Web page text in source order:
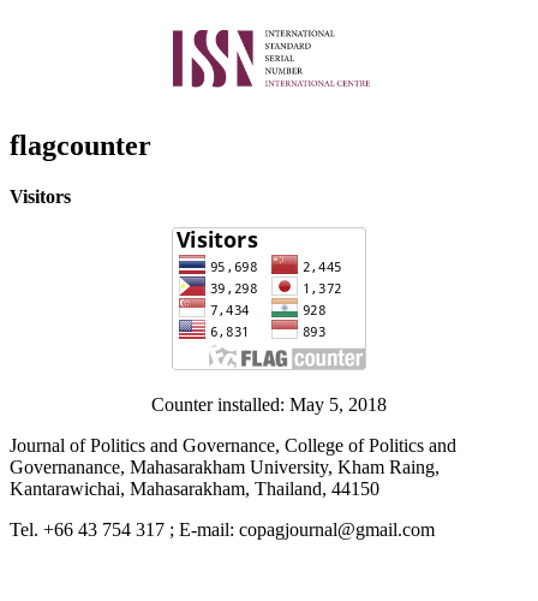
flagcounter
Visitors
Counter installed: May 5, 2018
Journal of Politics and Governance, College of Politics and
Governanance, Mahasarakham University, Kham Raing,
Kantarawichai, Mahasarakham, Thailand, 44150
Tel. +66 43 754 317 ; E-mail: copagjournal@gmail.com